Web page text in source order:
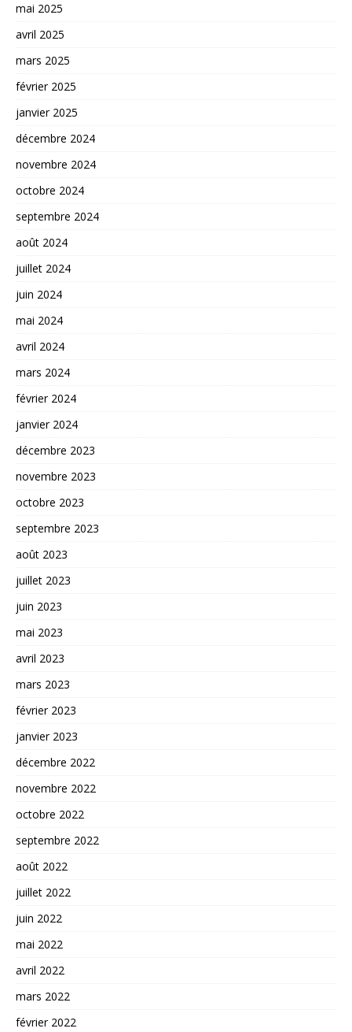
mai 2025
avril 2025
mars 2025
février 2025
janvier 2025
décembre 2024
novembre 2024
octobre 2024
septembre 2024
août 2024
juillet 2024
juin 2024
mai 2024
avril 2024
mars 2024
février 2024
janvier 2024
décembre 2023
novembre 2023
octobre 2023
septembre 2023
août 2023
juillet 2023
juin 2023
mai 2023
avril 2023
mars 2023
février 2023
janvier 2023
décembre 2022
novembre 2022
octobre 2022
septembre 2022
août 2022
juillet 2022
juin 2022
mai 2022
avril 2022
mars 2022
février 2022